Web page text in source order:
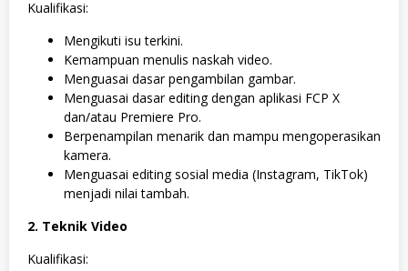
Kualifikasi:
Mengikuti isu terkini.
Kemampuan menulis naskah video.
Menguasai dasar pengambilan gambar.
Menguasai dasar editing dengan aplikasi FCP X
dan/atau Premiere Pro.
Berpenampilan menarik dan mampu mengoperasikan
kamera.
Menguasai editing sosial media (Instagram, TikTok)
menjadi nilai tambah.
2. Teknik Video
Kualifikasi: